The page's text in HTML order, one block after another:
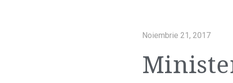
Noiembrie 21, 2017